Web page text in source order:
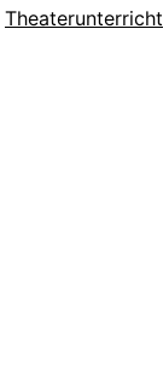
Theaterunterricht